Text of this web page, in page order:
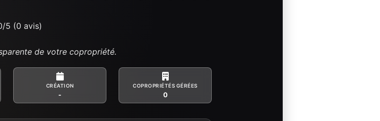
5 (0 avis)
de votre copropriété.
CRÉATION
-
COPROPRIÉTÉS GÉRÉES
0